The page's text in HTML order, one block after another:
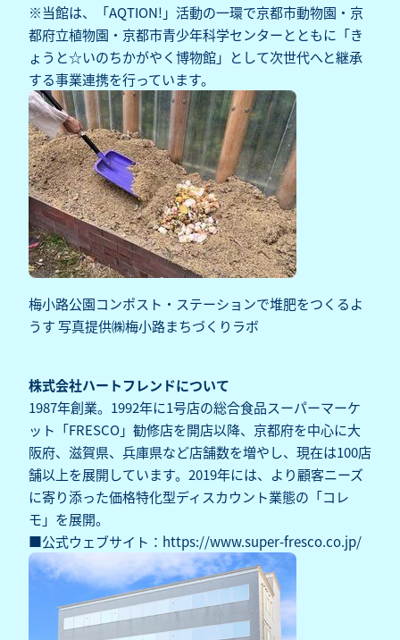
※当館は、「AQTION!」活動の一環で京都市動物園・京
都府立植物園・京都市青少年科学センターとともに「き
ょうと☆いのちかがやく博物館」として次世代へと継承
する事業連携を行っています。
梅小路公園コンポスト・ステーションで堆肥をつくるよ
うす 写真提供㈱梅小路まちづくりラボ
株式会社ハートフレンドについて
1987年創業。1992年に1号店の総合食品スーパーマーケ
ット「FRESCO」勧修店を開店以降、京都府を中心に大
阪府、滋賀県、兵庫県など店舗数を増やし、現在は100店
舗以上を展開しています。2019年には、より顧客ニーズ
に寄り添った価格特化型ディスカウント業態の「コレ
モ」を展開。
■公式ウェブサイト： https://www.super-fresco.co.jp/